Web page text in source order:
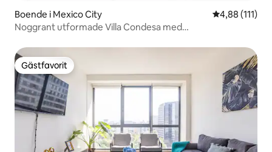
Boende i Mexico City 4,88 av 5 i
4,88 (111)
Noggrant utformade Villa Condesa med
Gästfavorit
Gästfavorit